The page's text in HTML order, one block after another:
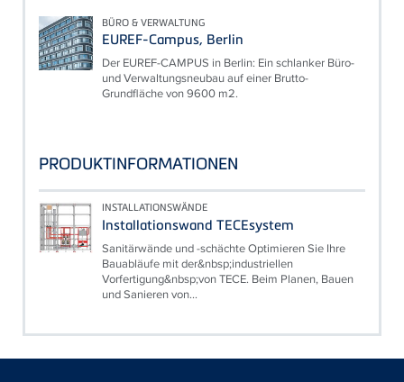
BÜRO & VERWALTUNG
EUREF-Campus, Berlin
Der EUREF-CAMPUS in Berlin: Ein schlanker Büro-
und Verwaltungsneubau auf einer Brutto-
Grundfläche von 9600 m2.
PRODUKTINFORMATIONEN
INSTALLATIONSWÄNDE
Installationswand TECEsystem
Sanitärwände und -schächte Optimieren Sie Ihre
Bauabläufe mit der&nbsp;industriellen
Vorfertigung&nbsp;von TECE. Beim Planen, Bauen
und Sanieren von...